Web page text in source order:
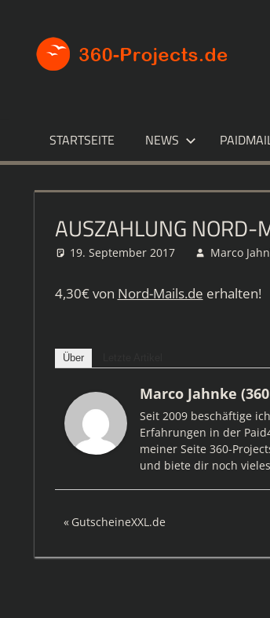
springen
Die
besten
NetzSTARTSEITE NEWS
AUSZAHLUNG NORD-
19. September 2017 Marco
4,30€ von Nord-Mails.de erhalten!
Über
Marco Jahnke
Seit 2009 beschäftige
Erfahrungen in der
meiner Seite 360-
und biete dir noch
Beitragsnavigation
Vorheriger
GutscheineXXL.de